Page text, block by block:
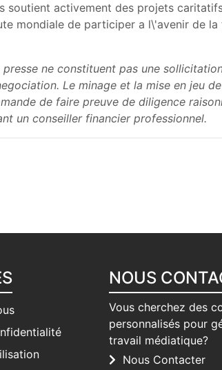
soutient activement des projets
mondiale de participer a l\'avenir de la
ne constituent pas une
Le minage et la mise en jeu
de faire preuve de diligence
un conseiller financier professionnel.
NOUS
Vous cherchez des
personnalisés pour
travail médiatique?
Nous Contacter